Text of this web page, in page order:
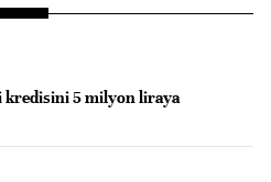
kredisini 5 milyon liraya